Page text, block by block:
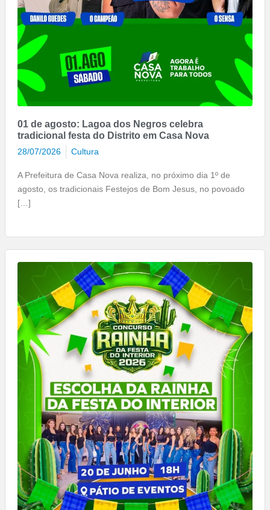
01 de agosto: Lagoa dos Negros celebra
tradicional festa do Distrito em Casa Nova
28/07/2026 Cultura
A Prefeitura de Casa Nova realiza, no próximo dia 1º de
agosto, os tradicionais Festejos de Bom Jesus, no povoado
[…]